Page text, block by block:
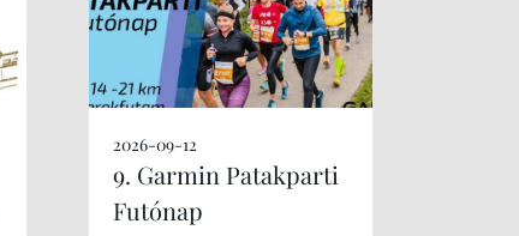
2026-09-12
9. Garmin Patakparti
Futónap